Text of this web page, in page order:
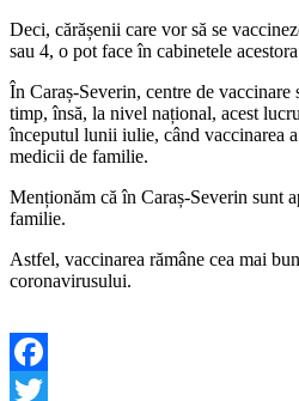
Deci, cărășenii care vor să se
sau 4, o pot face în cabinetele
În Caraș-Severin, centre de
timp, însă, la nivel național, acest
începutul lunii iulie, când vaccinarea
medicii de familie.
Menționăm că în Caraș-Severin sunt
familie.
Astfel, vaccinarea rămâne cea mai
coronavirusului.
Facebook